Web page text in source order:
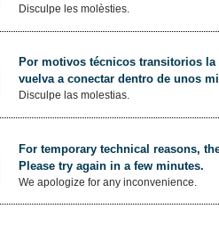
Disculpe les molèsties.
Por motivos técnicos transitorios
vuelva a conectar dentro de unos
Disculpe las molestias.
For temporary technical reasons,
Please try again in a few minutes.
We apologize for any inconvenience.